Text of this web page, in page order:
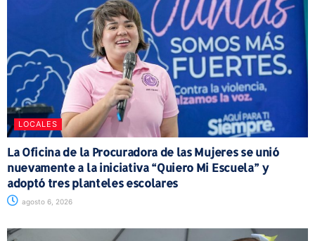
LOCALES
La Oficina de la Procuradora de las Mujeres se unió
nuevamente a la iniciativa “Quiero Mi Escuela” y
adoptó tres planteles escolares
agosto 6, 2026